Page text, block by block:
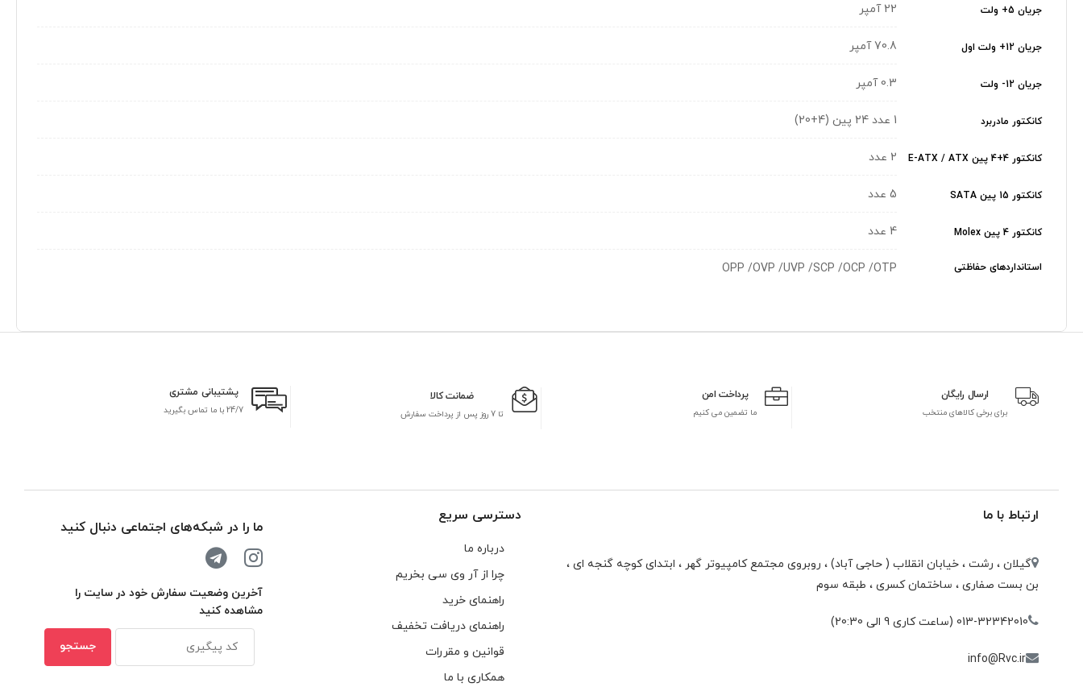
جریان 5+ ولت 22 آمپر
جریان 12+ ولت اول 70.8 آمپر
جریان 12- ولت 0.3 آمپر
کانکتور مادربرد 1 عدد 24 پین (4+20)
کانکتور 4+4 پین E-ATX / ATX 2 عدد
کانکتور 15 پین SATA 5 عدد
کانکتور 4 پین Molex 4 عدد
استانداردهای حفاظتی OPP /OVP /UVP /SCP /OCP /OTP
ارسال رایگان
برای برخی کالاهای منتخب
پرداخت امن
ما تضمین می کنیم
ضمانت کالا
تا 7 روز پس از پرداخت سفارش
پشتیبانی مشتری
24/7 با ما تماس بگیرید
ارتباط با ما
گیلان ، رشت ، خيابان انقلاب ( حاجی آباد) ، روبروی مجتمع كامپيوتر گهر ، ابتدای كوچه گنجه ای ،
بن بست صفاری ، ساختمان كسری ، طبقه سوم
013-32342010 (ساعت کاری 9 الی 20:30)
info@Rvc.ir
دسترسی سریع
درباره ما
چرا از آر وی سی بخریم
راهنمای خرید
راهنمای دریافت تخفیف
قوانین و مقررات
همکاری با ما
ما را در شبکه‌های اجتماعی دنبال کنید
آخرین وضعیت سفارش خود در سایت را
مشاهده کنید